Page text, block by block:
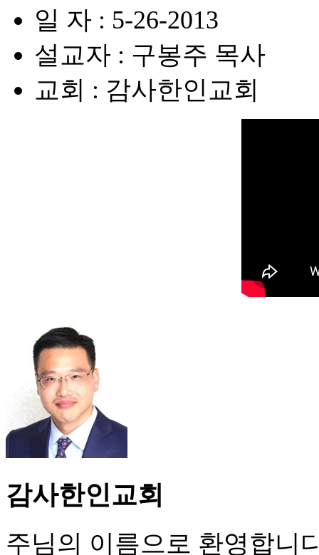
일 자 : 5-26-2013
설교자 : 구봉주 목사
교회 : 감사한인교회
감사한인교회
주님의 이름으로 환영합니